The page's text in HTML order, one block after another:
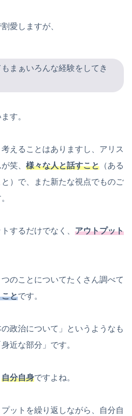
愛しますが、
まぁいろんな経験をしてき
す。
えることはありますし、アリス
笑、 様々な人と話すこと （ある
）で、また新たな視点でものご
するだけでなく、 アウトプット
のことについてたくさん調べて
とです。
政治について」というようなも
近な部分」です。
自分自身ですよね。
ットを繰り返しながら、自分自